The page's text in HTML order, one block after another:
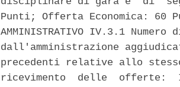
Punti; Offerta Economica: 60
AMMINISTRATIVO IV.3.1
dall'amministrazione
precedenti relative allo
ricevimento  delle  offerte: